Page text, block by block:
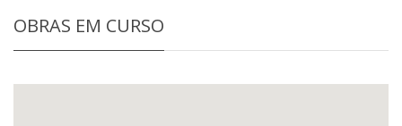
OBRAS EM CURSO